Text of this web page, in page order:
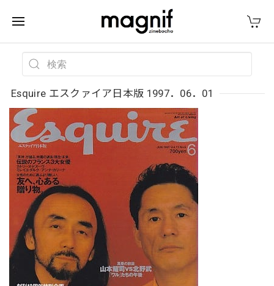
Esquire エスクァイア日本版 1997．06．01